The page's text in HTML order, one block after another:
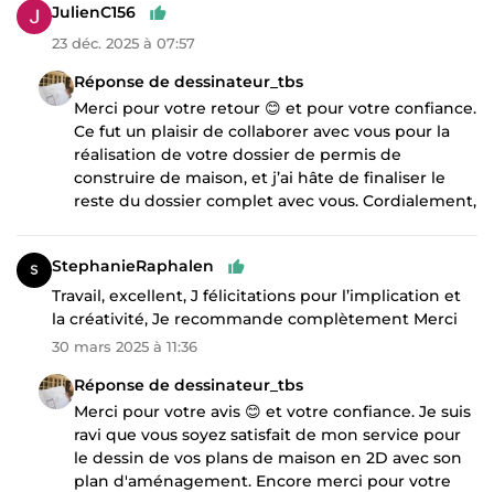
JulienC156
23 déc. 2025 à 07:57
Réponse de dessinateur_tbs
Merci pour votre retour 😊 et pour votre confiance.
Ce fut un plaisir de collaborer avec vous pour la
réalisation de votre dossier de permis de
construire de maison, et j’ai hâte de finaliser le
reste du dossier complet avec vous. Cordialement,
StephanieRaphalen
Travail, excellent, J félicitations pour l’implication et
la créativité, Je recommande complètement Merci
30 mars 2025 à 11:36
Réponse de dessinateur_tbs
Merci pour votre avis 😊 et votre confiance. Je suis
ravi que vous soyez satisfait de mon service pour
le dessin de vos plans de maison en 2D avec son
plan d'aménagement. Encore merci pour votre